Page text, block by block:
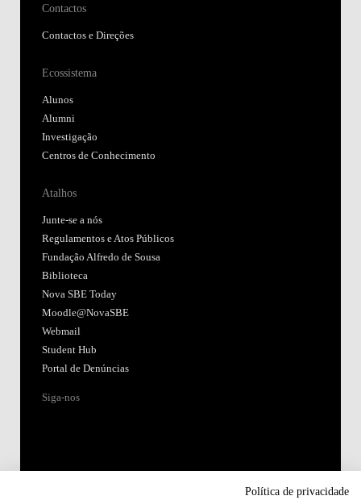
Contactos
Contactos e Direções
Ecossistema
Alunos
Alumni
Investigação
Centros de Conhecimento
Atalhos
Junte-se a nós
Regulamentos e Atos Públicos
Fundação Alfredo de Sousa
Biblioteca
Nova SBE Today
Moodle@NovaSBE
Webmail
Student Hub
Portal de Denúncias
Siga-nos
Política de privacidade